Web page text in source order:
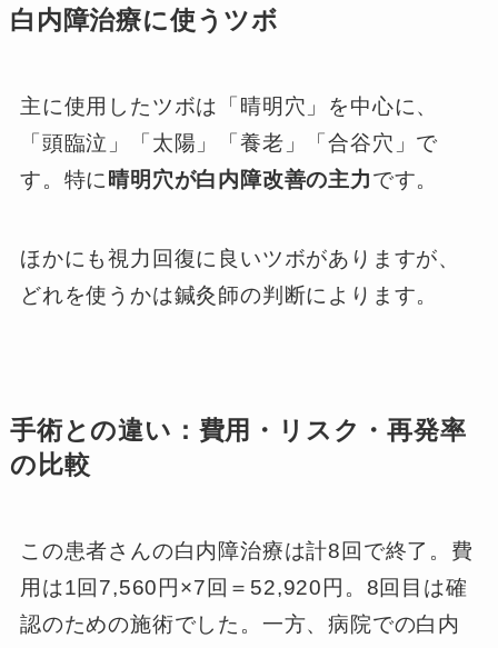
白内障治療に使うツボ
主に使用したツボは「晴明穴」を中心に、
「頭臨泣」「太陽」「養老」「合谷穴」で
す。特に 晴明穴が白内障改善の主力です。
ほかにも視力回復に良いツボがありますが、
どれを使うかは鍼灸師の判断によります。
手術との違い：費用・リスク・再発率
の比較
この患者さんの白内障治療は計8回で終了。費
用は1回7,560円×7回＝52,920円。8回目は確
認のための施術でした。一方、病院での白内